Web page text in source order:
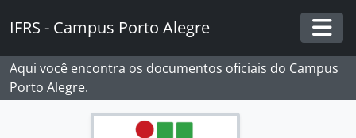
IFRS - Campus Porto Alegre
Aqui você encontra os documentos oficiais do Campus
Porto Alegre.